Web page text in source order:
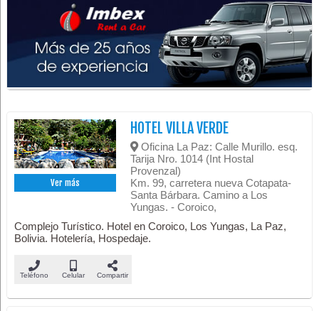
Ver más
HOTEL VILLA VERDE
Oficina La Paz: Calle Murillo. esq.
Tarija Nro. 1014 (Int Hostal
Provenzal)
Km. 99, carretera nueva Cotapata-
Santa Bárbara. Camino a Los
Yungas. - Coroico,
Complejo Turístico. Hotel en Coroico, Los Yungas, La Paz,
Bolivia. Hotelería, Hospedaje.
Teléfono Celular Compartir